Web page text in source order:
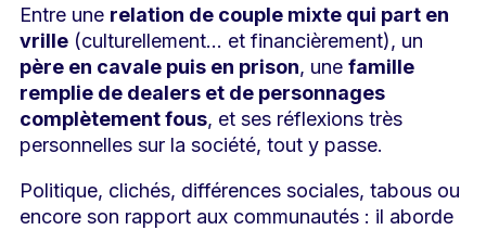
Entre une relation de couple mixte qui part en
vrille (culturellement… et financièrement), un
père en cavale puis en prison, une famille
remplie de dealers et de personnages
complètement fous, et ses réflexions très
personnelles sur la société, tout y passe.
Politique, clichés, différences sociales, tabous ou
encore son rapport aux communautés : il aborde